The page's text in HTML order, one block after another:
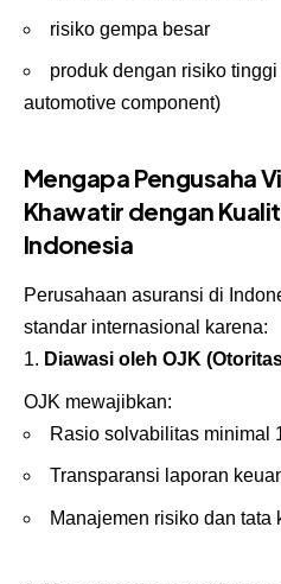
risiko gempa besar
produk dengan risiko
automotive component)
Mengapa Pengusaha
Khawatir dengan
Indonesia
Perusahaan asuransi di
standar internasional karena:
Diawasi oleh OJK
OJK mewajibkan:
Rasio solvabilitas minimal
Transparansi laporan
Manajemen risiko dan tata